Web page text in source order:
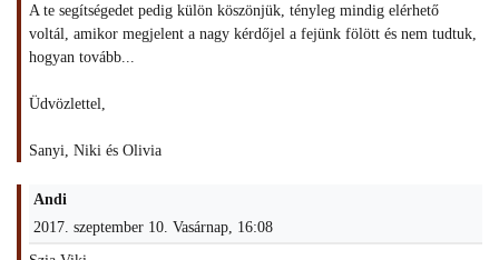
A te segítségedet pedig külön köszönjük, tényleg mindig elérhető
voltál, amikor megjelent a nagy kérdőjel a fejünk fölött és nem tudtuk,
hogyan tovább...
Üdvözlettel,
Sanyi, Niki és Olivia
Andi
2017. szeptember 10. Vasárnap, 16:08